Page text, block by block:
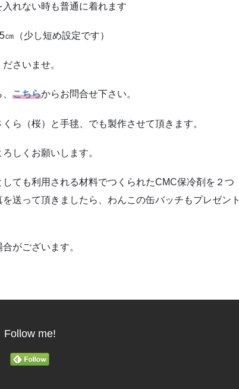
れない時も普通に着れます
（少し短め設定です）
さいませ。
こちらからお問合せ下さい。
ら（桜）と手毬、でも製作させて頂きます。
しくお願いします。
ても利用される材料でつくられたCMC保冷剤を２つ
送って頂きましたら、わんこの缶バッチもプレゼント
がございます。
Follow me!